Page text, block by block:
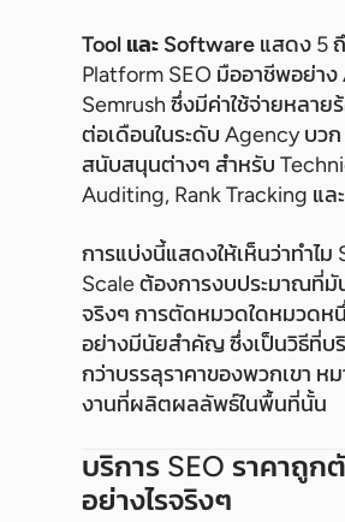
Tool และ Software แสดง 5
Platform SEO มืออาชีพอย่าง
Semrush ซึ่งมีค่าใช้จ่ายหลาย
ต่อเดือนในระดับ Agency บวก
สนับสนุนต่างๆ สำหรับ
Auditing, Rank Tracking แล
การแบ่งนี้แสดงให้เห็นว่าทำไม
Scale ต้องการงบประมาณที่มั
จริงๆ การตัดหมวดใดหมวดห
อย่างมีนัยสำคัญ ซึ่งเป็นวิธีที่บ
กว่าบรรลุราคาของพวกเขา ห
งานที่ผลิตผลลัพธ์ในพื้นที่นั้น
บริการ SEO ราคาถู
อย่างไรจริงๆ